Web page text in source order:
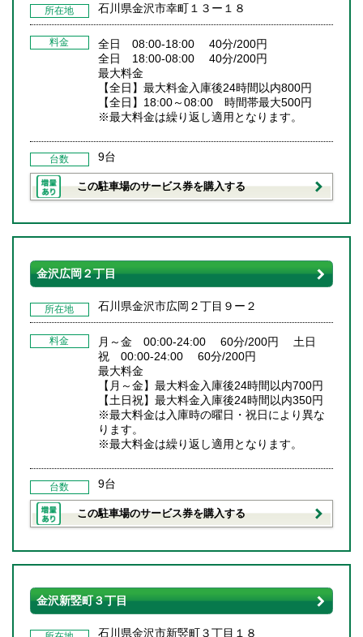
所在地 石川県金沢市幸町１３ー１８
料金
全日 08:00-18:00 40分/200円
全日 18:00-08:00 40分/200円
最大料金
【全日】最大料金入庫後24時間以内800円
【全日】18:00～08:00 時間帯最大500円
※最大料金は繰り返し適用となります。
台数 9台
この駐車場のサービス券を購入する
金沢広岡２丁目
所在地 石川県金沢市広岡２丁目９ー２
料金
月～金 00:00-24:00 60分/200円 土日
祝 00:00-24:00 60分/200円
最大料金
【月～金】最大料金入庫後24時間以内700円
【土日祝】最大料金入庫後24時間以内350円
※最大料金は入庫時の曜日・祝日により異な
ります。
※最大料金は繰り返し適用となります。
台数 9台
この駐車場のサービス券を購入する
金沢新竪町３丁目
石川県金沢市新竪町３丁目１８